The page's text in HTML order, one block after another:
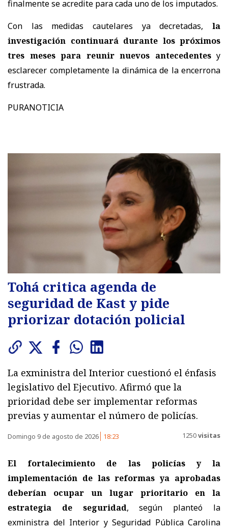
finalmente se acredite para cada uno de los imputados.
Con las medidas cautelares ya decretadas, la
investigación continuará durante los próximos
tres meses para reunir nuevos antecedentesy
esclarecer completamente la dinámica de la encerrona
frustrada.
PURANOTICIA
Tohá critica agenda de
seguridad de Kast y pide
priorizar dotación policial
La exministra del Interior cuestionó el énfasis
legislativo del Ejecutivo. Afirmó que la
prioridad debe ser implementar reformas
previas y aumentar el número de policías.
Domingo 9 de agosto de 2026 18:23 1250visitas
El fortalecimiento de las policías y la
implementación de las reformas ya aprobadas
deberían ocupar un lugar prioritario en la
estrategia de seguridad, según planteó la
exministra del Interior y Seguridad Pública Carolina